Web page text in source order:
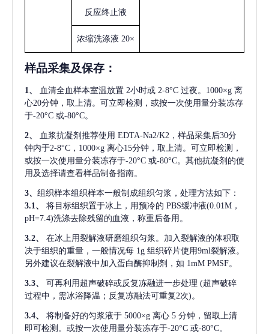
反应终止液
浓缩洗涤液 20×
样品采集及保存 ：
1、 血清全血样本室温放置 2小时或 2-8°C 过夜。1000×g 离
心20分钟，取上清。可立即检测，或按一次使用量分装冻存
于-20°C 或-80°C。
2、 血浆抗凝剂推荐使用 EDTA-Na2/K2，样品采集后30分
钟内于2-8°C，1000×g 离心15分钟，取上清。可立即检测，
或按一次使用量分装冻存于-20°C 或-80°C。其他抗凝剂的使
用及选择请查看样品制备指南。
3、 组织样本组织样本一般制成组织匀浆，处理方法如下：
3.1、
将目标组织置于冰上，用预冷的 PBS缓冲液(0.01M，
pH=7.4)洗涤去除残留的血液，称重后备用。
3.2、
在冰上用裂解液研磨组织匀浆。加入裂解液的体积取
决于组织的重量，一般情况每 1g 组织碎片使用9ml裂解液。
另外建议在裂解液中加入蛋白酶抑制剂，如 1mM PMSF。
3.3、 可再利用超声破碎或反复冻融进一步处理 (超声破碎
过程中，需冰浴降温；反复冻融法可重复2次)。
3.4、 将制备好的匀浆液于 5000×g 离心 5 分钟，留取上清
即可检测。或按一次使用量分装冻存于-20°C 或-80°C。